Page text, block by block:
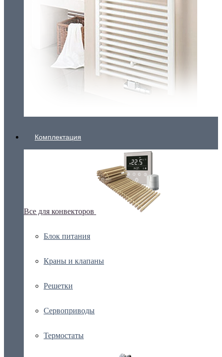
Комплектация
Все для конвекторов
Блок питания
Краны и клапаны
Решетки
Сервоприводы
Термостаты